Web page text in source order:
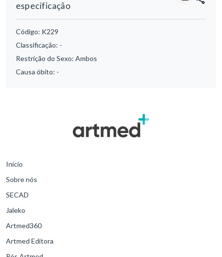
especificação
Código: K229
Classificação: -
Restrição do Sexo: Ambos
Causa óbito: -
Início
Sobre nós
SECAD
Jaleko
Artmed360
Artmed Editora